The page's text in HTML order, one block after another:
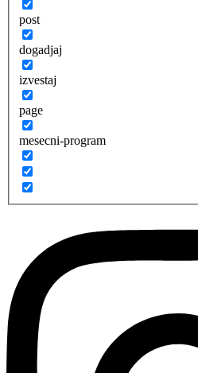
post
dogadjaj
izvestaj
page
mesecni-program